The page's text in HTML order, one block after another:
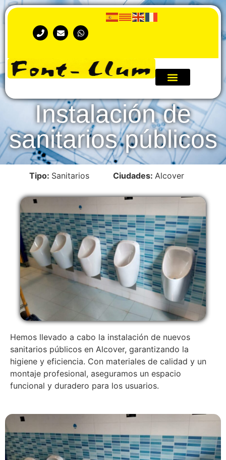
Instalación de
sanitarios públicos
Tipo: Sanitarios Ciudades: Alcover
Hemos llevado a cabo la instalación de nuevos
sanitarios públicos en Alcover, garantizando la
higiene y eficiencia. Con materiales de calidad y un
montaje profesional, aseguramos un espacio
funcional y duradero para los usuarios.